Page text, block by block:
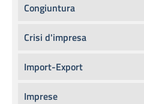
Congiuntura
Crisi d'impresa
Import-Export
Imprese